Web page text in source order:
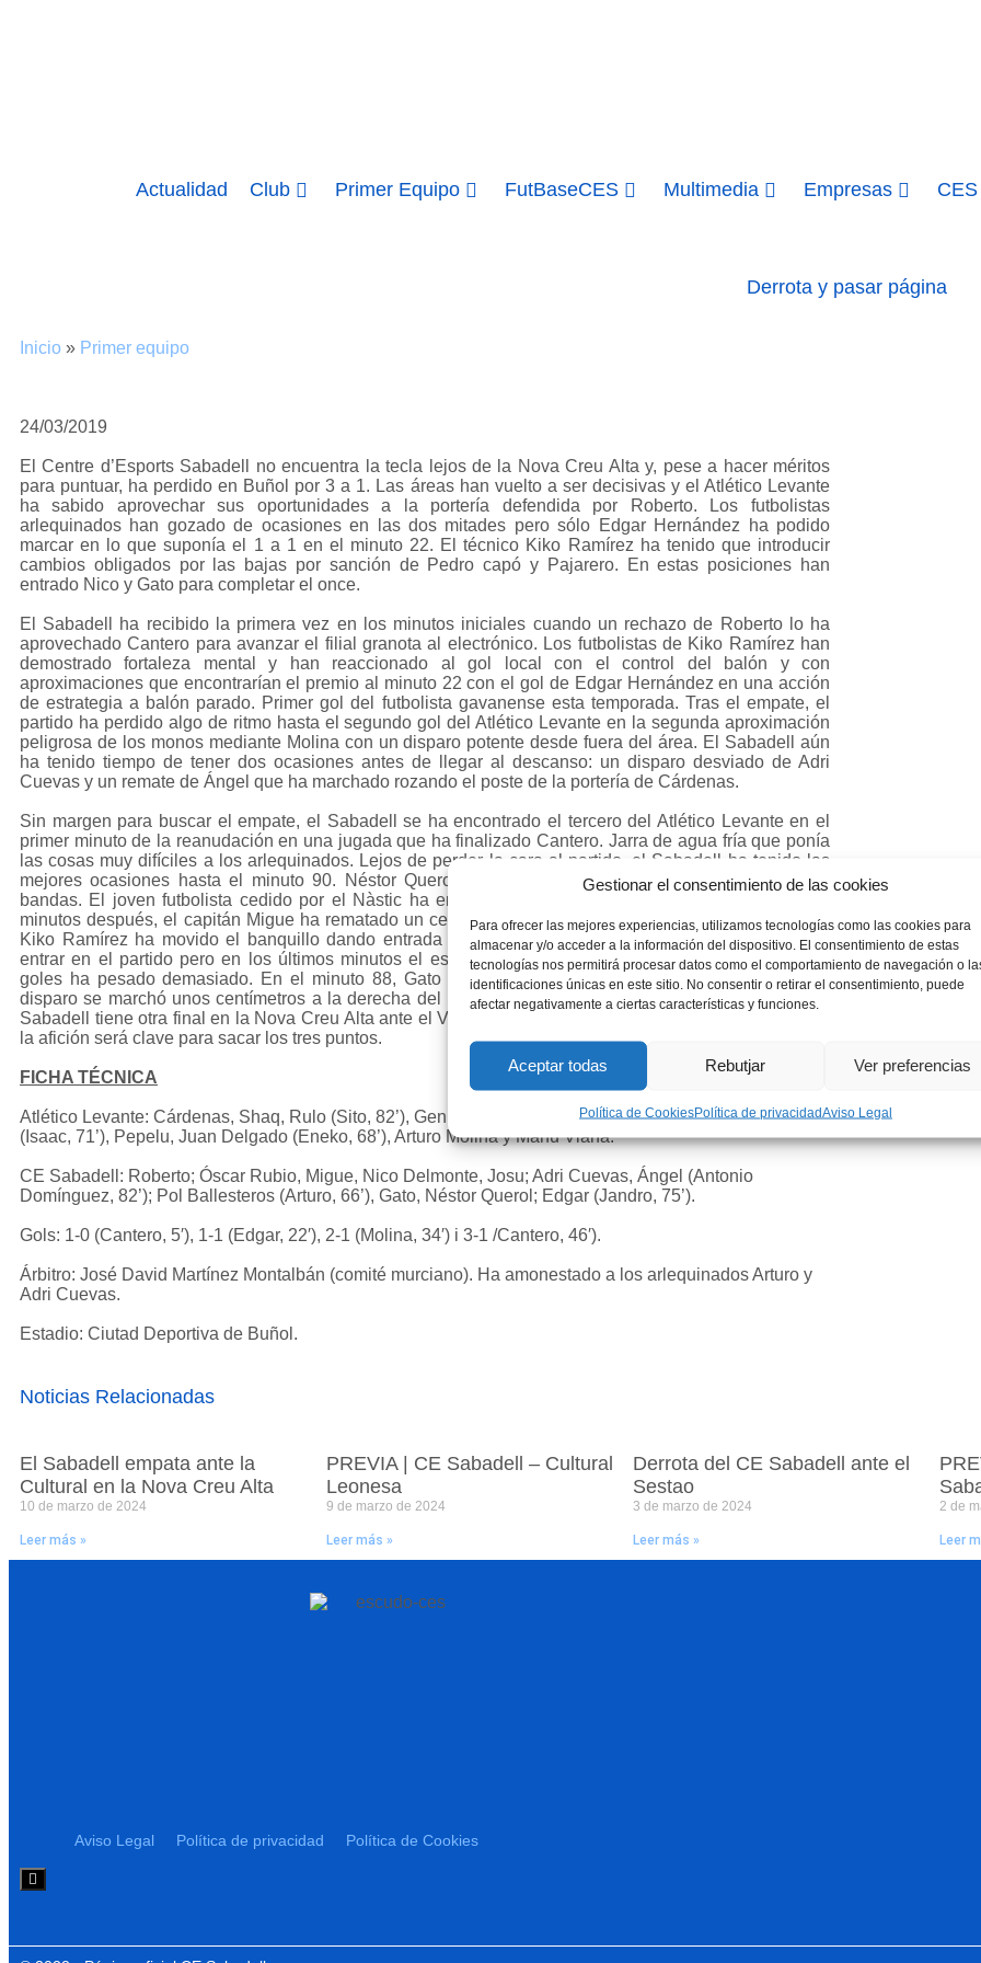
Gestionar el consentimiento de las cookies
Para ofrecer las mejores experiencias, utilizamos tecnologías como las cookies para
almacenar y/o acceder a la información del dispositivo. El consentimiento de estas
tecnologías nos permitirá procesar datos como el comportamiento de navegación o
identificaciones únicas en este sitio. No consentir o retirar el consentimiento, puede
afectar negativamente a ciertas características y funciones.
Aceptar todas Rebutjar Ver preferencias
Política de CookiesPolítica de privacidadAviso Legal
Actualidad Club Primer Equipo FutBaseCES Multimedia Empresas
Derrota y pasar página
Inicio » Primer equipo
24/03/2019
El Centre d’Esports Sabadell no encuentra la tecla lejos de la Nova Creu Alta y, pese a hacer méritos
para puntuar, ha perdido en Buñol por 3 a 1. Las áreas han vuelto a ser decisivas y el Atlético Levante
ha sabido aprovechar sus oportunidades a la portería defendida por Roberto. Los futbolistas
arlequinados han gozado de ocasiones en las dos mitades pero sólo Edgar Hernández ha podido
marcar en lo que suponía el 1 a 1 en el minuto 22. El técnico Kiko Ramírez ha tenido que introducir
cambios obligados por las bajas por sanción de Pedro capó y Pajarero. En estas posiciones han
entrado Nico y Gato para completar el once.
El Sabadell ha recibido la primera vez en los minutos iniciales cuando un rechazo de Roberto lo ha
aprovechado Cantero para avanzar el filial granota al electrónico. Los futbolistas de Kiko Ramírez han
demostrado fortaleza mental y han reaccionado al gol local con el control del balón y con
aproximaciones que encontrarían el premio al minuto 22 con el gol de Edgar Hernández en una acción
de estrategia a balón parado. Primer gol del futbolista gavanense esta temporada. Tras el empate, el
partido ha perdido algo de ritmo hasta el segundo gol del Atlético Levante en la segunda aproximación
peligrosa de los monos mediante Molina con un disparo potente desde fuera del área. El Sabadell aún
ha tenido tiempo de tener dos ocasiones antes de llegar al descanso: un disparo desviado de Adri
Cuevas y un remate de Ángel que ha marchado rozando el poste de la portería de Cárdenas.
Sin margen para buscar el empate, el Sabadell se ha encontrado el tercero del Atlético Levante en el
primer minuto de la reanudación en una jugada que ha finalizado Cantero. Jarra de agua fría que ponía
las cosas muy difíciles a los arlequinados. Lejos de perder la cara al partido, el Sabadell ha tenido las
mejores ocasiones hasta el minuto 90. Néstor Querol y Pol Ballesteros han creado peligro por las
bandas. El joven futbolista cedido por el Nàstic ha enviado un balón al palo en el minuto 60. Cinco
minutos después, el capitán Migue ha rematado un centro con fuerza pero sin encontrar los tres palos.
Kiko Ramírez ha movido el banquillo dando entrada a Arturo y el joven Jandro para tratar de volver
entrar en el partido pero en los últimos minutos el esfuerzo ha pasado factura y la diferencia de dos
goles ha pesado demasiado. En el minuto 88, Gato ha tenido la última ocasión del partido pero su
disparo se marchó unos centímetros a la derecha del poste de la portería local. La próxima semana el
Sabadell tiene otra final en la Nova Creu Alta ante el Valencia Mestalla domingo a las 17h. El apoyo de
la afición será clave para sacar los tres puntos.
FICHA TÉCNICA
Atlético Levante: Cárdenas, Shaq, Rulo (Sito, 82’), Genís, Pablo Serrano, Fran Manzanara, Cantero
(Isaac, 71’), Pepelu, Juan Delgado (Eneko, 68’), Arturo Molina y Manu Viana.
CE Sabadell: Roberto; Óscar Rubio, Migue, Nico Delmonte, Josu; Adri Cuevas, Ángel (Antonio
Domínguez, 82’); Pol Ballesteros (Arturo, 66’), Gato, Néstor Querol; Edgar (Jandro, 75’).
Gols: 1-0 (Cantero, 5′), 1-1 (Edgar, 22′), 2-1 (Molina, 34′) i 3-1 /Cantero, 46′).
Árbitro: José David Martínez Montalbán (comité murciano). Ha amonestado a los arlequinados Arturo y
Adri Cuevas.
Estadio: Ciutad Deportiva de Buñol.
Noticias Relacionadas
El Sabadell empata ante la
Cultural en la Nova Creu Alta
10 de marzo de 2024
Leer más »
PREVIA | CE Sabadell – Cultural
Leonesa
9 de marzo de 2024
Leer más »
Derrota del CE Sabadell ante el
Sestao
3 de marzo de 2024
Leer más »
2 de
Leer
Aviso Legal Política de privacidad Política de Cookies
Menú conmutador hamburguesa